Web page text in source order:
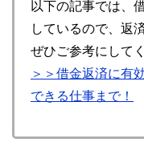
以下の記事では、
しているので、返
ぜひご参考にして
＞＞借金返済に有
できる仕事まで！